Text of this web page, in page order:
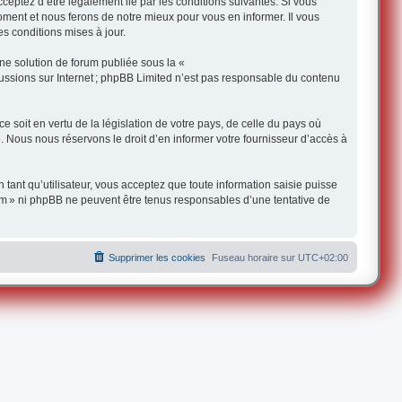
et nous ferons de notre mieux pour vous en informer. Il vous
conditions mises à jour.
solution de forum publiée sous la «
sur Internet ; phpBB Limited n’est pas responsable du contenu
soit en vertu de la législation de votre pays, de celle du pays où
nous réservons le droit d’en informer votre fournisseur d’accès à
qu’utilisateur, vous acceptez que toute information saisie puisse
ni phpBB ne peuvent être tenus responsables d’une tentative de
Fuseau horaire sur UTC+02:00
Supprimer les cookies